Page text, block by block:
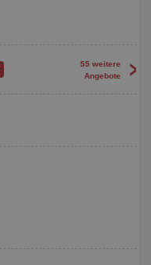
55 weitere
Angebote
>